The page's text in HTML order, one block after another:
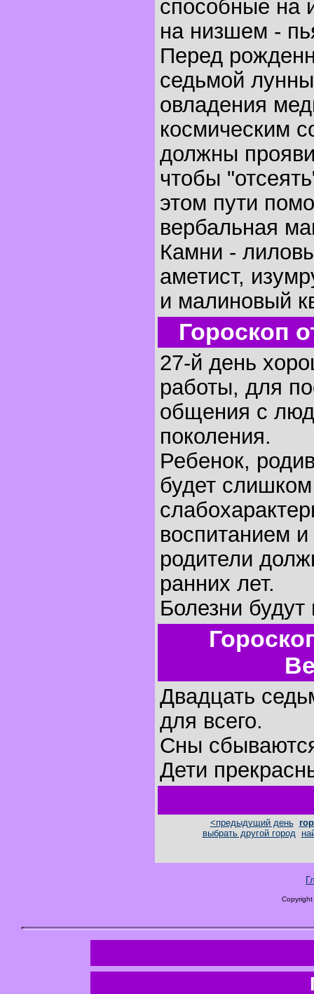
способные на
на низшем -
Перед
седьмой
овладения
космическим
должны
чтобы
этом пути
вербальная
Камни -
аметист,
и малиновый
Гороскоп
27-й день
работы, для
общения с
поколения.
Ребенок,
будет
воспитанием
родители
ранних лет.
Болезни
Двадцать
для всего.
Сны
Дети
<предыдущий день
выбрать другой город